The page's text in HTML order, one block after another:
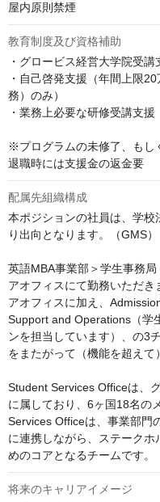
屋内原則禁煙
教育制度及び資格補助
・グロービス経営大学院受
・自己啓発支援（年間上限
務）のみ）
・業務上必要な研修受講支
※プログラムの未修了、もし
退職時には支援金の返金要
配属先組織構成
本ポジションの社員は、学校
り出向となります。（GMS）
英語MBA事業部＞学生事務
アオフィスにて勤務いただ
アオフィスに加え、
Support and Operations（学
ンを担当しています）、の3
をまたがって（機能を超えて
Student Services Officeは、
に属しており、6ヶ国18名の
Services Officeは、事業部門
に連携しながら、ステーク
めのコアとなるチームです。
将来のキャリアイメージ